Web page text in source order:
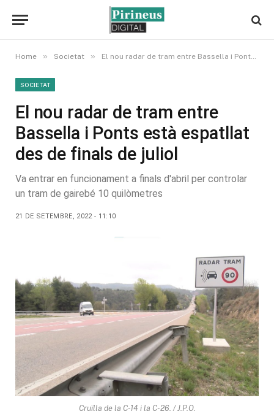
Home » Societat » El nou radar de tram entre Bassella i Ponts està espatllat des de finals de juliol
SOCIETAT
El nou radar de tram entre
Bassella i Ponts està espatllat
des de finals de juliol
Va entrar en funcionament a finals d'abril per controlar
un tram de gairebé 10 quilòmetres
21 DE SETEMBRE, 2022 - 11:10
Cruïlla de la C-14 i la C-26. / J.P.O.